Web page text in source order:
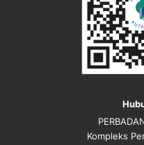
Kompleks